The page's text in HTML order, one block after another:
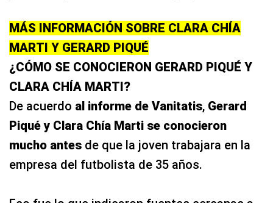
MÁS INFORMACIÓN SOBRE CLARA CHÍA
MARTI Y GERARD PIQUÉ
¿CÓMO SE CONOCIERON GERARD PIQUÉ Y
CLARA CHÍA MARTI?
De acuerdo al informe de Vanitatis, Gerard
Piqué y Clara Chía Marti se conocieron
mucho antes de que la joven trabajara en la
empresa del futbolista de 35 años.